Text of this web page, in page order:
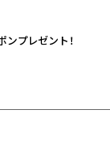
プレゼント！